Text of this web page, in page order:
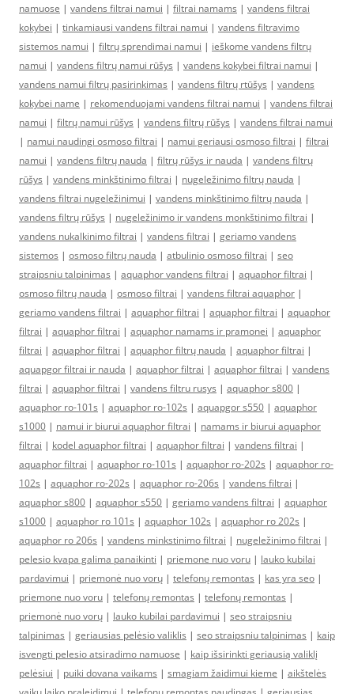
namuose | vandens filtrai namui | filtrai namams | vandens filtrai
kokybei | tinkamiausi vandens filtrai namui | vandens filtravimo
sistemos namui | filtrų sprendimai namui | ieškome vandens filtrų
namui | vandens filtrų namui rūšys | vandens kokybei filtrai namui |
vandens namui filtrų pasirinkimas | vandens filtrų rtūšys | vandens
kokybei name | rekomenduojami vandens filtrai namui | vandens filtrai
namui | filtrų namui rūšys | vandens filtrų rūšys | vandens filtrai namui
| namui naudingi osmoso filtrai | namui geriausi osmoso filtrai | filtrai
namui | vandens filtrų nauda | filtrų rūšys ir nauda | vandens filtrų
rūšys | vandens minkštinimo filtrai | nugeležinimo filtrų nauda |
vandens filtrai nugeležinimui | vandens minkštinimo filtrų nauda |
vandens filtrų rūšys | nugeležinimo ir vandens monkštinimo filtrai |
vandens nukalkinimo filtrai | vandens filtrai | geriamo vandens
sistemos | osmoso filtrų nauda | atbulinio osmoso filtrai | seo
straipsniu talpinimas | aquaphor vandens filtrai | aquaphor filtrai |
osmoso filtrų nauda | osmoso filtrai | vandens filtrai aquaphor |
geriamo vandens filtrai | aquaphor filtrai | aquaphor filtrai | aquaphor
filtrai | aquaphor filtrai | aquaphor namams ir pramonei | aquaphor
filtrai | aquaphor filtrai | aquaphor filtrų nauda | aquaphor filtrai |
aquapgor filtrai ir nauda | aquaphor filtrai | aquaphor filtrai | vandens
filtrai | aquaphor filtrai | vandens filtru rusys | aquaphor s800 |
aquaphor ro-101s | aquaphor ro-102s | aquapgor s550 | aquaphor
s1000 | namui ir biurui aquaphor filtrai | namams ir biurui aquaphor
filtrai | kodel aquaphor filtrai | aquaphor filtrai | vandens filtrai |
aquaphor filtrai | aquaphor ro-101s | aquaphor ro-202s | aquaphor ro-
102s | aquaphor ro-202s | aquaphor ro-206s | vandens filtrai |
aquaphor s800 | aquaphor s550 | geriamo vandens filtrai | aquaphor
s1000 | aquaphor ro 101s | aquaphor 102s | aquaphor ro 202s |
aquaphor ro 206s | vandens minkstinimo filtrai | nugeležinimo filtrai |
pelesio kvapa galima panaikinti | priemone nuo voru | lauko kubilai
pardavimui | priemonė nuo vorų | telefonų remontas | kas yra seo |
priemone nuo voru | telefonų remontas | telefonų remontas |
priemonė nuo vorų | lauko kubilai pardavimui | seo straipsniu
talpinimas | geriausias pelėsio valiklis | seo straipsniu talpinimas | kaip
isvengti pelesio atsiradimo namuose | kaip išsirinkti geriausią valiklį
pelėsiui | puiki dovana vaikams | smagiam žaidimui kieme | aikštelės